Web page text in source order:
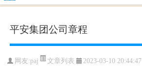
平安集团公司章程
网友:paj 文章列表 2023-03-10 20:44:47